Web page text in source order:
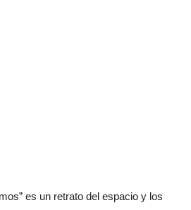
es un retrato del espacio y los